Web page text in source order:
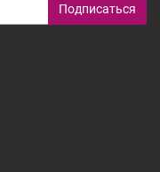
Подписаться